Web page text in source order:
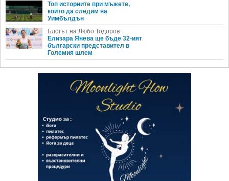
Топ историите при мъжете,
които да следим на
Уимбълдън
Блогът на Любо Тодоров
Елизара Янева ще бъде 32-ият
български представител в
Големия шлем